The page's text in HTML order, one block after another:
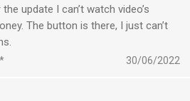
update I can’t watch video’s
The button is there, I just can’t
30/06/2022